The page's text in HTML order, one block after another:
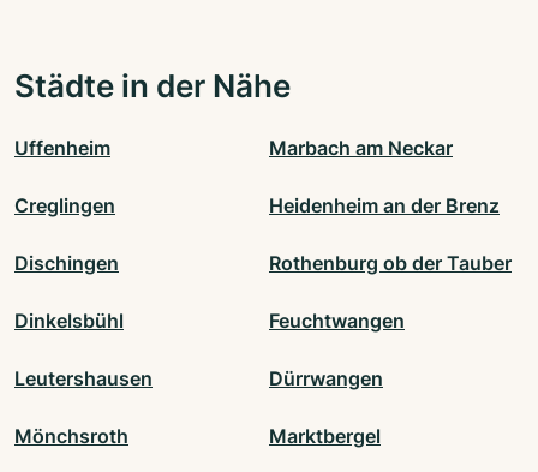
Städte in der Nähe
Uffenheim Marbach am Neckar
Creglingen Heidenheim an der Brenz
Dischingen Rothenburg ob der Tauber
Dinkelsbühl Feuchtwangen
Leutershausen Dürrwangen
Mönchsroth Marktbergel